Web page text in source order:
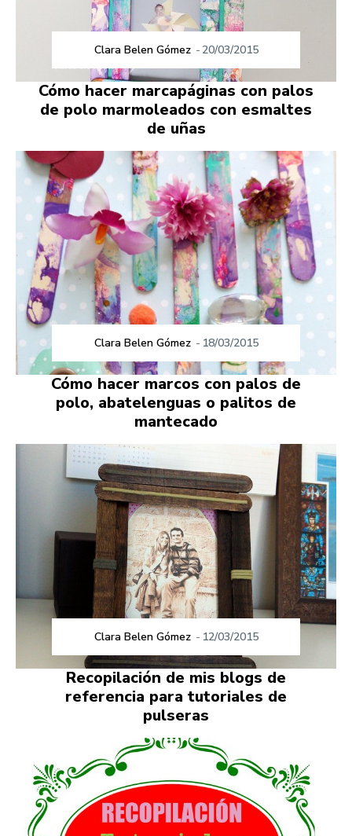
Clara Belen Gómez - 20/03/2015
Cómo hacer marcapáginas con palos
de polo marmoleados con esmaltes
de uñas
Clara Belen Gómez - 18/03/2015
Cómo hacer marcos con palos de
polo, abatelenguas o palitos de
mantecado
Clara Belen Gómez - 12/03/2015
Recopilación de mis blogs de
referencia para tutoriales de
pulseras